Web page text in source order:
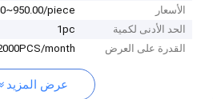
الأسعار
piece
الحد الأدنى لكمية
1pc
القدرة على العرض
month
عرض المزيد